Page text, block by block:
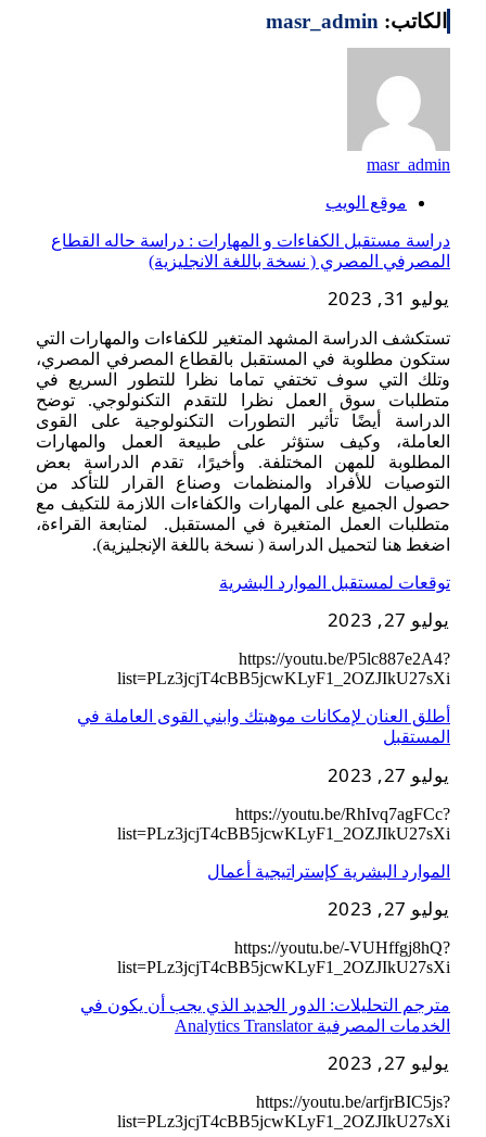
الكاتب: masr_admin
masr_admin
موقع الويب
دراسة مستقبل الكفاءات و المهارات : دراسة حاله القطاع
المصرفي المصري ( نسخة باللغة الانجليزية)
يوليو 31, 2023
تستكشف الدراسة المشهد المتغير للكفاءات والمهارات التي
ستكون مطلوبة في المستقبل بالقطاع المصرفي المصري،
وتلك التي سوف تختفي تماما نظرا للتطور السريع في
متطلبات سوق العمل نظرا للتقدم التكنولوجي. توضح
الدراسة أيضًا تأثير التطورات التكنولوجية على القوى
العاملة، وكيف ستؤثر على طبيعة العمل والمهارات
المطلوبة للمهن المختلفة. وأخيرًا، تقدم الدراسة بعض
التوصيات للأفراد والمنظمات وصناع القرار للتأكد من
حصول الجميع على المهارات والكفاءات اللازمة للتكيف مع
متطلبات العمل المتغيرة في المستقبل. لمتابعة القراءة،
اضغط هنا لتحميل الدراسة ( نسخة باللغة الإنجليزية).
توقعات لمستقبل الموارد البشرية
يوليو 27, 2023
https://youtu.be/P5lc887e2A4?
list=PLz3jcjT4cBB5jcwKLyF1_2OZJIkU27sXi
أطلق العنان لإمكانات موهبتك وابني القوى العاملة في
المستقبل
يوليو 27, 2023
https://youtu.be/RhIvq7agFCc?
list=PLz3jcjT4cBB5jcwKLyF1_2OZJIkU27sXi
الموارد البشرية كإستراتيجية أعمال
يوليو 27, 2023
https://youtu.be/-VUHffgj8hQ?
list=PLz3jcjT4cBB5jcwKLyF1_2OZJIkU27sXi
مترجم التحليلات: الدور الجديد الذي يجب أن يكون في
الخدمات المصرفية Analytics Translator
يوليو 27, 2023
https://youtu.be/arfjrBIC5js?
list=PLz3jcjT4cBB5jcwKLyF1_2OZJIkU27sXi